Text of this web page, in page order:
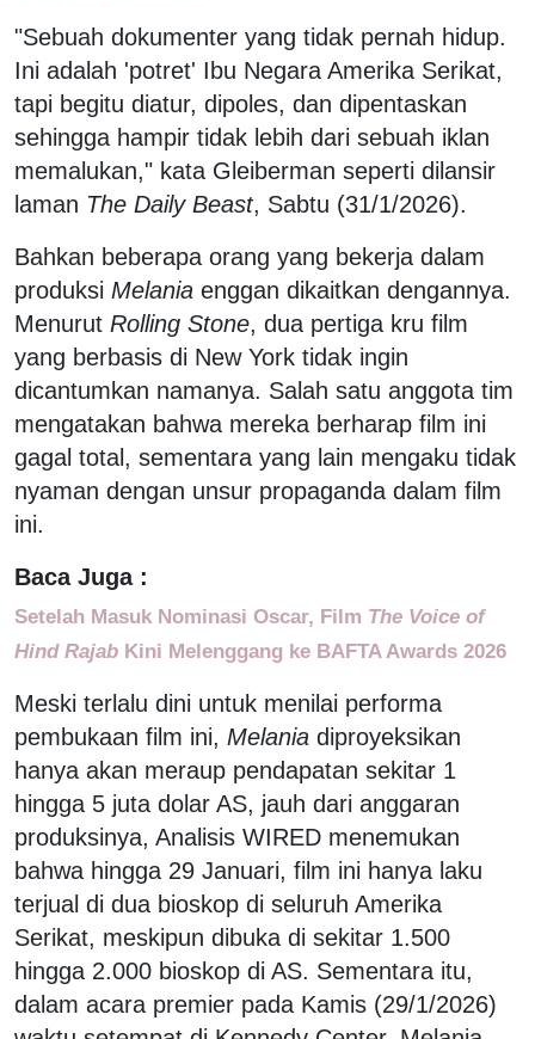
"Sebuah dokumenter yang tidak pernah hidup.
Ini adalah 'potret' Ibu Negara Amerika Serikat,
tapi begitu diatur, dipoles, dan dipentaskan
sehingga hampir tidak lebih dari sebuah iklan
memalukan," kata Gleiberman seperti dilansir
laman The Daily Beast, Sabtu (31/1/2026).
Bahkan beberapa orang yang bekerja dalam
produksi Melania enggan dikaitkan dengannya.
Menurut Rolling Stone, dua pertiga kru film
yang berbasis di New York tidak ingin
dicantumkan namanya. Salah satu anggota tim
mengatakan bahwa mereka berharap film ini
gagal total, sementara yang lain mengaku tidak
nyaman dengan unsur propaganda dalam film
ini.
Baca Juga :
Setelah Masuk Nominasi Oscar, Film The Voice of
Hind Rajab Kini Melenggang ke BAFTA Awards 2026
Meski terlalu dini untuk menilai performa
pembukaan film ini, Melania diproyeksikan
hanya akan meraup pendapatan sekitar 1
hingga 5 juta dolar AS, jauh dari anggaran
produksinya, Analisis WIRED menemukan
bahwa hingga 29 Januari, film ini hanya laku
terjual di dua bioskop di seluruh Amerika
Serikat, meskipun dibuka di sekitar 1.500
hingga 2.000 bioskop di AS. Sementara itu,
dalam acara premier pada Kamis (29/1/2026)